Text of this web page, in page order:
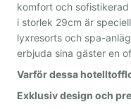
komfort och
i storlek 29cm är
lyxresorts och spa-
erbjuda sina gäster en
Varför dessa
Exklusiv design och